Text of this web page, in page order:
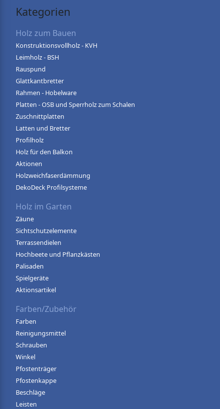
Kategorien
Holz zum Bauen
Konstruktionsvollholz - KVH
Leimholz - BSH
Rauspund
Glattkantbretter
Rahmen - Hobelware
Platten - OSB und Sperrholz zum Schalen
Zuschnittplatten
Latten und Bretter
Profilholz
Holz für den Balkon
Aktionen
Holzweichfaserdämmung
DekoDeck Profilsysteme
Holz im Garten
Zäune
Sichtschutzelemente
Terrassendielen
Hochbeete und Pflanzkästen
Palisaden
Spielgeräte
Aktionsartikel
Farben/Zubehör
Farben
Reinigungsmittel
Schrauben
Winkel
Pfostenträger
Pfostenkappe
Beschläge
Leisten